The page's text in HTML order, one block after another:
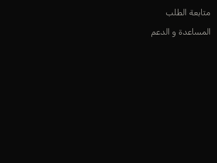
متابعة الطلب
المساعدة و الدعم